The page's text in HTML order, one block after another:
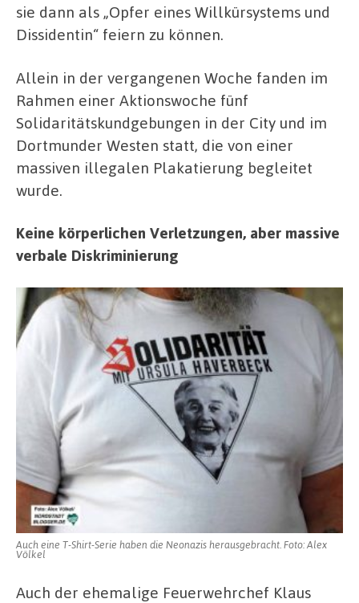
sie dann als „Opfer eines Willkürsystems und
Dissidentin“ feiern zu können.
Allein in der vergangenen Woche fanden im
Rahmen einer Aktionswoche fünf
Solidaritätskundgebungen in der City und im
Dortmunder Westen statt, die von einer
massiven illegalen Plakatierung begleitet
wurde.
Keine körperlichen Verletzungen, aber massive
verbale Diskriminierung
Auch eine T-Shirt-Serie haben die Neonazis herausgebracht. Foto: Alex
Völkel
Auch der ehemalige Feuerwehrchef Klaus